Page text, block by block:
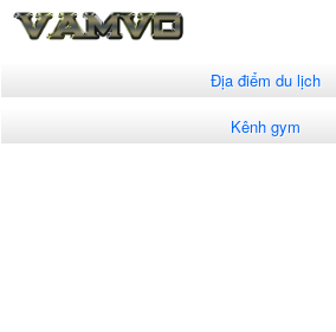
Địa điểm du lịch
Kênh gym